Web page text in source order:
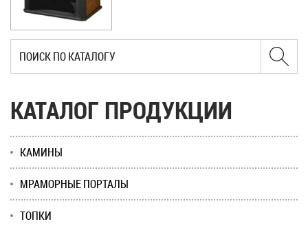
КАТАЛОГ ПРОДУКЦИИ
КАМИНЫ
МРАМОРНЫЕ ПОРТАЛЫ
ТОПКИ